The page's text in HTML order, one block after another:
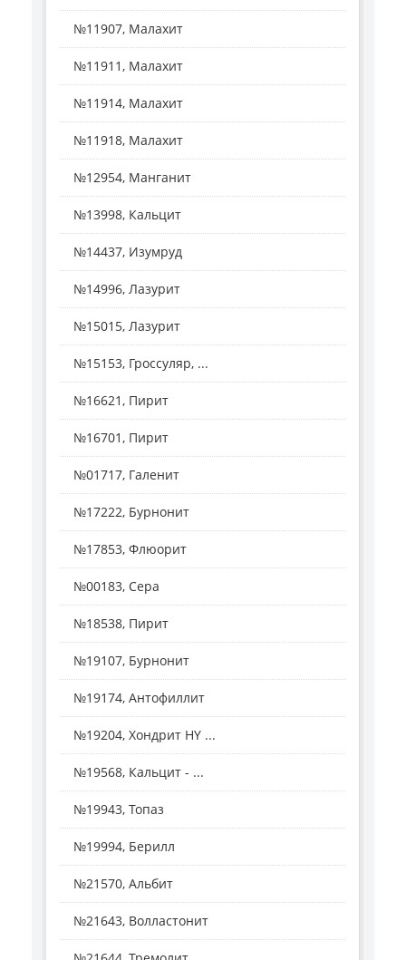
№11907, Малахит
№11911, Малахит
№11914, Малахит
№11918, Малахит
№12954, Манганит
№13998, Кальцит
№14437, Изумруд
№14996, Лазурит
№15015, Лазурит
№15153, Гроссуляр, ...
№16621, Пирит
№16701, Пирит
№01717, Галенит
№17222, Бурнонит
№17853, Флюорит
№00183, Сера
№18538, Пирит
№19107, Бурнонит
№19174, Антофиллит
№19204, Хондрит HY ...
№19568, Кальцит - ...
№19943, Топаз
№19994, Берилл
№21570, Альбит
№21643, Волластонит